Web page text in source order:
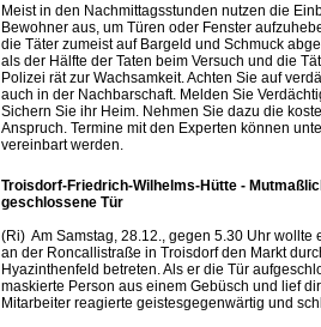
Meist in den Nachmittagsstunden nutzen die
Bewohner aus, um Türen oder Fenster
die Täter zumeist auf Bargeld und Schmuck
als der Hälfte der Taten beim Versuch und die
Polizei rät zur Wachsamkeit. Achten Sie auf
auch in der Nachbarschaft. Melden Sie
Sichern Sie ihr Heim. Nehmen Sie dazu die
Anspruch. Termine mit den Experten können
vereinbart werden.
Troisdorf-Friedrich-Wilhelms-Hütte -
geschlossene Tür
(Ri) Am Samstag, 28.12., gegen 5.30 Uhr wollte
an der Roncallistraße in Troisdorf den Markt
Hyazinthenfeld betreten. Als er die Tür
maskierte Person aus einem Gebüsch und lief
Mitarbeiter reagierte geistesgegenwärtig und